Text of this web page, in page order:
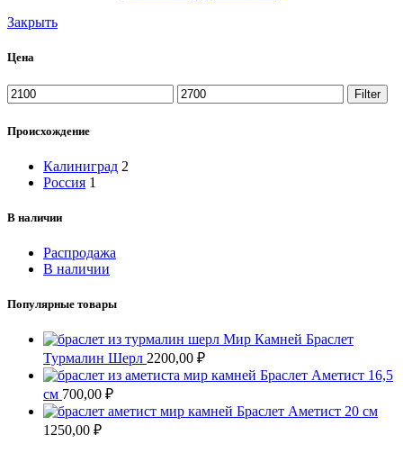
Закрыть
Цена
Min
price
Max
price
Filter
Происхождение
Калиниград 2
Россия 1
В наличии
Распродажа
В наличии
Популярные товары
Браслет
Турмалин Шерл 2200,00 ₽
Браслет Аметист 16,5
см 700,00 ₽
Браслет Аметист 20 см
1250,00 ₽